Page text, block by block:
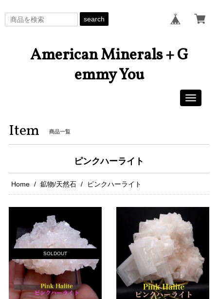
search
American Minerals + G
emmy You
Toggle
Item 商品一覧
ピンクハーライト
Home 鉱物/天然石 ピンクハーライト
SOLDOUT